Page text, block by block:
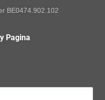
BE0474.902.102
Pagina